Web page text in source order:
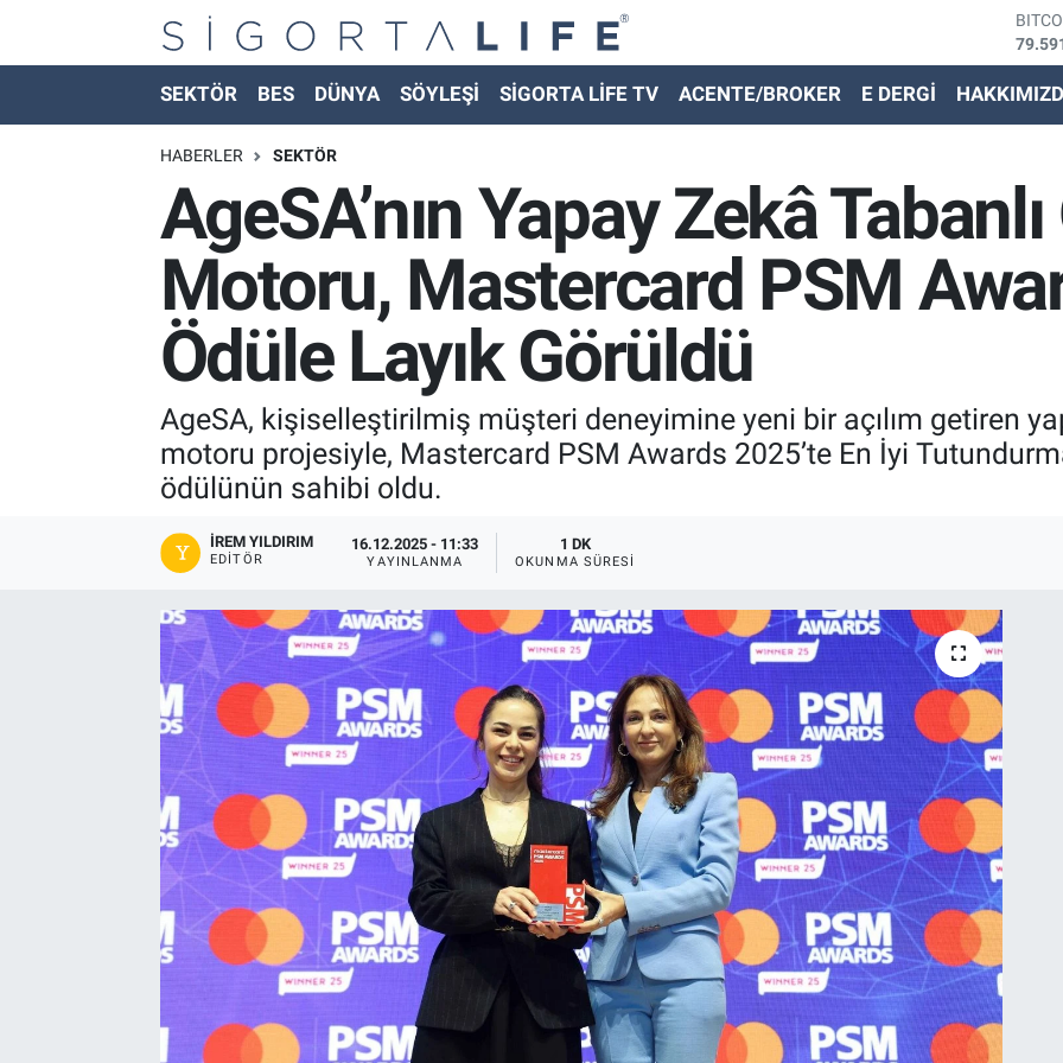
EURO
SEKTÖR BES DÜNYA SÖYLEŞİ SİGORTA LİFE TV ACENTE/BROKER E DERGİ
HABERLER SEKTÖR
AgeSA’nın Yapay Zekâ
Motoru, Mastercard PSM
Ödüle Layık Görüldü
AgeSA, kişiselleştirilmiş müşteri deneyimine yeni bir açılım getiren
motoru projesiyle, Mastercard PSM Awards 2025’te En İyi
ödülünün sahibi oldu.
İREM YILDIRIM
EDITÖR
16.12.2025 - 11:33
YAYINLANMA
1 DK
OKUNMA SÜRESI
Nöbetçi Eczaneler
Hava Durumu
Namaz Vakitleri
Trafik Durumu
Süper Lig Puan Durumu ve Fikstür
Son Dakika Haberleri